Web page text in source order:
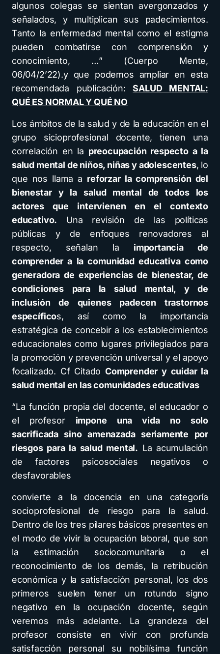
algunos colegas se sientan avergonzados y
señalados, y multiplican sus padecimientos.
Tanto la enfermedad mental como el estigma
pueden combatirse con comprensión y
conocimiento, …” (Cuerpo Mente,
06/04/2’22).y que podemos ampliar en esta
recomendada publicación:SALUD MENTAL:
QUÉ ES NORMAL Y QUÉ NO
Los ámbitos de la salud y de la educación en el
grupo sicioprofesional docente, tienen una
correlación en la preocupación respecto a la
salud mental de niños, niñas y adolescentes, lo
que nos llama a reforzar la comprensión del
bienestar y la salud mental de todos los
actores que intervienen en el contexto
educativo. Una revisión de las políticas
públicas y de enfoques renovadores al
respecto, señalan la importancia de
comprender a la comunidad educativa como
generadora de experiencias de bienestar, de
condiciones para la salud mental, y de
inclusión de quienes padecen trastornos
específicos, así como la importancia
estratégica de concebir a los establecimientos
educacionales como lugares privilegiados para
la promoción y prevención universal y el apoyo
focalizado. Cf Citado Comprender y cuidar la
salud mental en las comunidades educativas
“La función propia del docente, el educador o
el profesor impone una vida no solo
sacrificada sino amenazada seriamente por
riesgos para la salud mental. La acumulación
de factores psicosociales negativos o
desfavorables
convierte a la docencia en una categoría
socioprofesional de riesgo para la salud.
Dentro de los tres pilares básicos presentes en
el modo de vivir la ocupación laboral, que son
la estimación sociocomunitaria o el
reconocimiento de los demás, la retribución
económica y la satisfacción personal, los dos
primeros suelen tener un rotundo signo
negativo en la ocupación docente, según
veremos más adelante. La grandeza del
profesor consiste en vivir con profunda
satisfacción personal su nobilísima función